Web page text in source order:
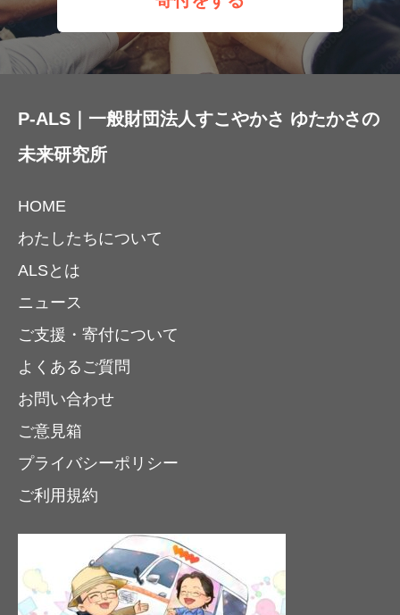
P-ALS｜一般財団法人すこやかさ ゆたかさの
未来研究所
HOME
わたしたちについて
ALSとは
ニュース
ご支援・寄付について
よくあるご質問
お問い合わせ
ご意見箱
プライバシーポリシー
ご利用規約